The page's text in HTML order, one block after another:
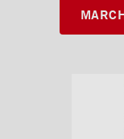
Pare-chocs
en acier
Pare-chocs
en grip strut